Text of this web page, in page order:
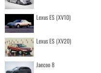
Lexus ES (XV10)
Lexus ES (XV20)
Jaecoo 8